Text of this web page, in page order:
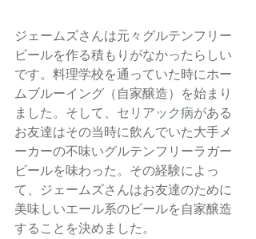
ジェームズさんは元々グルテンフリー
ビールを作る積もりがなかったらしい
です。料理学校を通っていた時にホー
ムブルーイング（自家醸造）を始まり
ました。そして、 セリアック病がある
お友達はその当時に飲んでいた大手メ
ーカーの不味いグルテンフリーラガー
ビールを味わった。その経験によっ
て、ジェームズさんはお友達のために
美味しいエール系のビールを自家醸造
することを決めました。